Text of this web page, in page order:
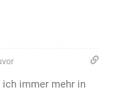
ich immer mehr in